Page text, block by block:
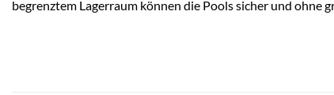
begrenztem Lagerraum können die Pools sicher und ohne